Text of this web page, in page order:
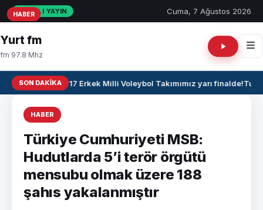
CANLI YAYIN Cuma, 7 Ağustos 2026
Yurt fm
fm 97.8 Mhz
SON DAKIKA🏐 U17 Erkek Milli Voleybol Takımımız yarı finalde!
HABER
Türkiye Cumhuriyeti MSB:
Hudutlarda 5’i terör örgütü
mensubu olmak üzere 188
şahıs yakalanmıştır
HABER
HABER
HABER